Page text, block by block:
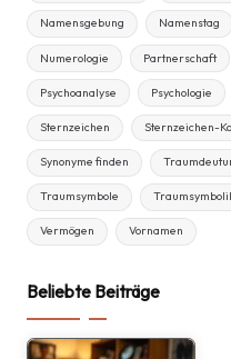
Namensgebung Namenstag
Numerologie Partnerschaft
Psychoanalyse Psychologie
Sternzeichen Sternzeichen-
Synonyme finden
Traumsymbole
Vermögen Vornamen
Beliebte Beiträge